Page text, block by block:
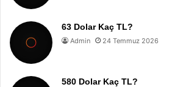
63 Dolar Kaç TL?
Admin 24 Temmuz 2026
580 Dolar Kaç TL?